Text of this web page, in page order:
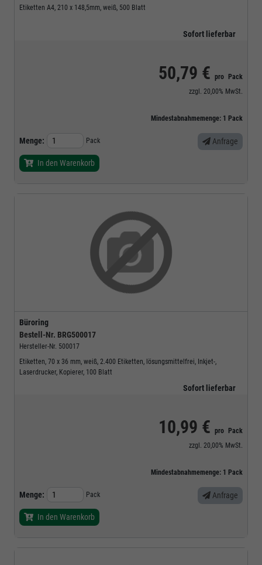
Etiketten A4, 210 x 148,5mm, weiß, 500 Blatt
Sofort lieferbar
50,79 € pro
Pack
zzgl. 20,00% MwSt.
Mindestabnahmemenge: 1 Pack
Menge: Pack Anfrage
In den Warenkorb
Büroring
Bestell-Nr. BRG500017
Hersteller-Nr. 500017
Etiketten, 70 x 36 mm, weiß, 2.400 Etiketten, lösungsmittelfrei, Inkjet-,
Laserdrucker, Kopierer, 100 Blatt
Sofort lieferbar
10,99 € pro
Pack
zzgl. 20,00% MwSt.
Mindestabnahmemenge: 1 Pack
Menge: Pack Anfrage
In den Warenkorb